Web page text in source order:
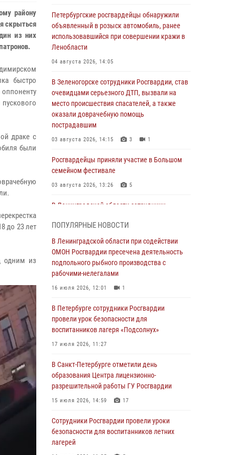
району
скрыться
из них
быстро
драке с
были
до 23 лет
одним из
Петербургские росгвардейцы обнаружили
объявленный в розыск автомобиль, ранее
использовавшийся при совершении кражи в
Ленобласти
04 августа 2026, 14:05
В Зеленогорске сотрудники Росгвардии, став
очевидцами серьезного ДТП, вызвали на
место происшествия спасателей, а также
оказали доврачебную помощь
пострадавшим
03 августа 2026, 14:15 3 1
Росгвардейцы приняли участие в Большом
семейном фестивале
03 августа 2026, 13:26 5
В Ленинградской области сотрудники
мальчика с нарушением слуха и помогли ему
вернуться домой
03 августа 2026, 11:51
В Санкт-Петербурге при содействии СОБР
03 августа 2026, 10:15 1
Сотрудники ГУ Росгвардии приняли участие в
боевому самбо
03 августа 2026, 10:07 7 1
В Ленобласти сотрудники ОМОН Росгвардии
профилактического мероприятия
03 августа 2026, 09:16 5
В Петербурге сотрудники Росгвардии
ПОПУЛЯРНЫЕ НОВОСТИ
В Ленинградской области при содействии
ОМОН Росгвардии пресечена деятельность
подпольного рыбного производства с
рабочими-нелегалами
16 июля 2026, 12:01 1
В Петербурге сотрудники Росгвардии
провели урок безопасности для
воспитанников лагеря «Подсолнух»
17 июля 2026, 11:27
В Санкт-Петербурге отметили день
образования Центра лицензионно-
разрешительной работы ГУ Росгвардии
15 июля 2026, 14:59 17
Сотрудники Росгвардии провели уроки
безопасности для воспитанников летних
лагерей